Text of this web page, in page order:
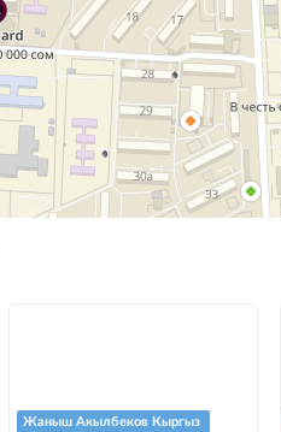
Жаныш Акылбеков Кыргыз